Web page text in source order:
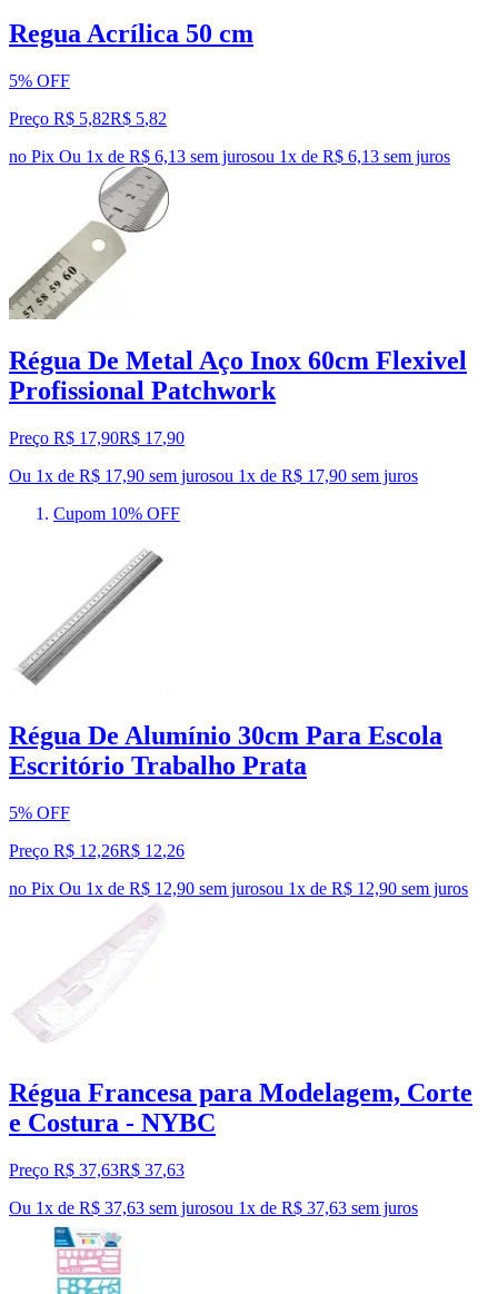
Regua Acrílica 50 cm
5% OFF
Preço R$ 5,82R$ 5,82
no Pix Ou 1x de R$ 6,13 sem jurosou 1x de R$ 6,13 sem juros
Régua De Metal Aço Inox 60cm Flexivel
Profissional Patchwork
Preço R$ 17,90R$ 17,90
Ou 1x de R$ 17,90 sem jurosou 1x de R$ 17,90 sem juros
Cupom 10% OFF
Régua De Alumínio 30cm Para Escola
Escritório Trabalho Prata
5% OFF
Preço R$ 12,26R$ 12,26
no Pix Ou 1x de R$ 12,90 sem jurosou 1x de R$ 12,90 sem juros
Régua Francesa para Modelagem, Corte
e Costura - NYBC
Preço R$ 37,63R$ 37,63
Ou 1x de R$ 37,63 sem jurosou 1x de R$ 37,63 sem juros